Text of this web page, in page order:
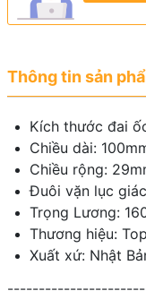
Thông tin sản
Kích thước đai
Chiều dài:
Chiều rộng:
Đuôi vặn lục
Trọng Lương:
Thương hiệu:
Xuất xứ: Nhật